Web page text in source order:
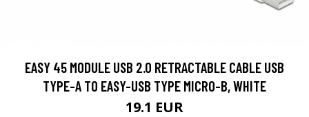
EASY 45 MODULE USB 2.0 RETRACTABLE CABLE USB
TYPE-A TO EASY-USB TYPE MICRO-B, WHITE
19.1 EUR